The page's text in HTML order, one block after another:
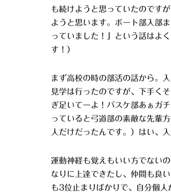
も続けようと思っていたのです
ようと思います。ボート部入部
っていました！」という話はよ
す！）
まず高校の時の部活の話から。
見学は行ったのですが、下手く
ぎ足いてーよ！バスケ部あぁガ
っていると弓道部の素敵な先輩
人だけだったんです。）はい、
運動神経も覚えもいい方でない
なりに上達できたし、仲間も良
も3位止まりばかりで、自分個